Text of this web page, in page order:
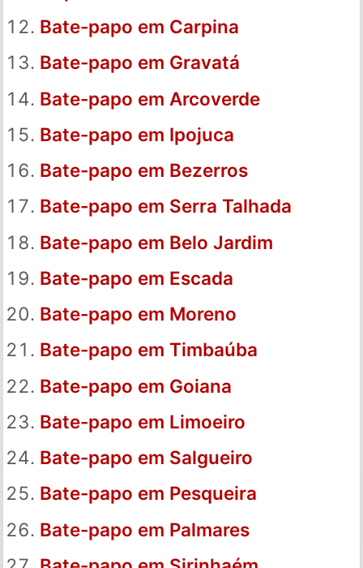
Bate-papo em Carpina
Bate-papo em Gravatá
Bate-papo em Arcoverde
Bate-papo em Ipojuca
Bate-papo em Bezerros
Bate-papo em Serra Talhada
Bate-papo em Belo Jardim
Bate-papo em Escada
Bate-papo em Moreno
Bate-papo em Timbaúba
Bate-papo em Goiana
Bate-papo em Limoeiro
Bate-papo em Salgueiro
Bate-papo em Pesqueira
Bate-papo em Palmares